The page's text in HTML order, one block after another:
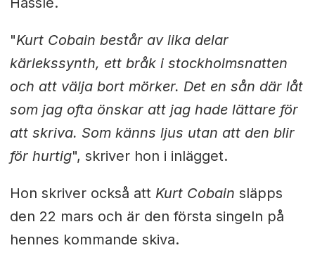
"Kurt Cobain består av lika delar
kärlekssynth, ett bråk i stockholmsnatten
och att välja bort mörker. Det en sån där låt
som jag ofta önskar att jag hade lättare för
att skriva. Som känns ljus utan att den blir
för hurtig", skriver hon i inlägget.
Hon skriver också att Kurt Cobain släpps
den 22 mars och är den första singeln på
hennes kommande skiva.